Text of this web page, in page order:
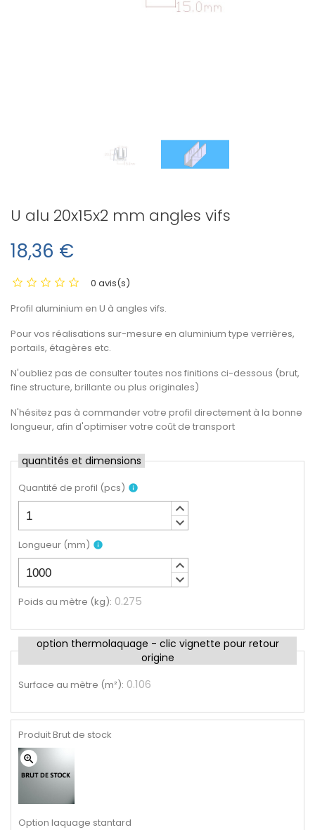
U alu 20x15x2 mm angles vifs
18,36 €
0 avis(s)
Profil aluminium en U à angles vifs.
Pour vos réalisations sur-mesure en aluminium type verrières,
portails, étagères etc.
N'oubliez pas de consulter toutes nos finitions ci-dessous (brut,
fine structure, brillante ou plus originales)
N'hésitez pas à commander votre profil directement à la bonne
longueur, afin d'optimiser votre coût de transport
quantités et dimensions
Quantité de profil (pcs) info
keyboard_arrow_up
keyboard_arrow_down
Longueur (mm) info
keyboard_arrow_up
keyboard_arrow_down
Poids au mètre (kg): 0.275
option thermolaquage - clic vignette pour retour
origine
Surface au mètre (m²): 0.106
Produit Brut de stock
zoom_in
Option laquage stantard